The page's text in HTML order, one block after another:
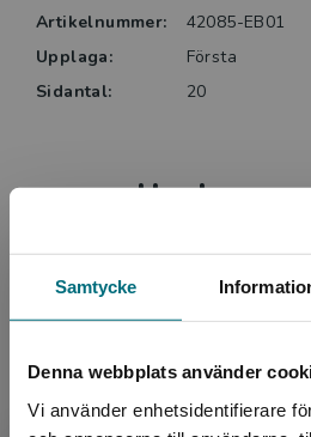
Samtycke
Denna webbplats använder
Vi använder enhetsidentifierare
Artikelnummer:
42085-EB01
Upplaga:
Första
Sidantal:
20